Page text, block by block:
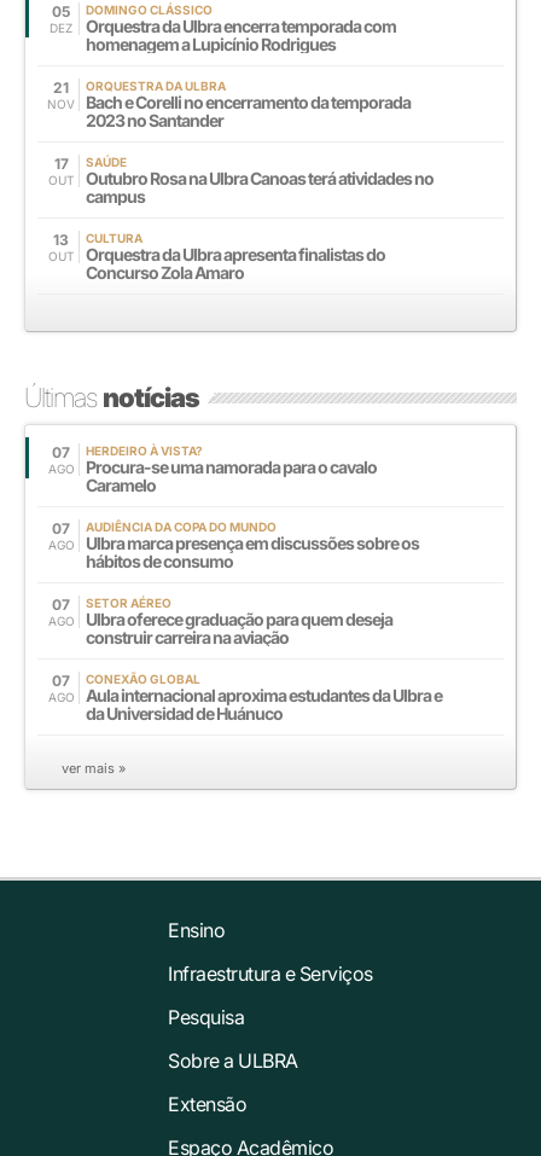
05
DEZ
DOMINGO CLÁSSICO
Orquestra da Ulbra encerra temporada com
homenagem a Lupicínio Rodrigues
21
NOV
ORQUESTRA DA ULBRA
Bach e Corelli no encerramento da temporada
2023 no Santander
17
OUT
SAÚDE
Outubro Rosa na Ulbra Canoas terá atividades no
campus
13
OUT
CULTURA
Orquestra da Ulbra apresenta finalistas do
Concurso Zola Amaro
Últimasnotícias
07
AGO
HERDEIRO À VISTA?
Procura-se uma namorada para o cavalo
Caramelo
07
AGO
AUDIÊNCIA DA COPA DO MUNDO
Ulbra marca presença em discussões sobre os
hábitos de consumo
07
AGO
SETOR AÉREO
Ulbra oferece graduação para quem deseja
construir carreira na aviação
07
AGO
CONEXÃO GLOBAL
Aula internacional aproxima estudantes da Ulbra e
da Universidad de Huánuco
ver mais »
Ensino
Infraestrutura e Serviços
Pesquisa
Sobre a ULBRA
Extensão
Espaço Acadêmico